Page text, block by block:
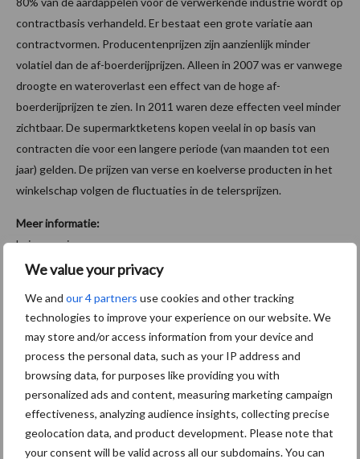
We value your privacy
We and our 4 partners use cookies and other tracking
technologies to improve your experience on our website. We
may store and/or access information from your device and
process the personal data, such as your IP address and
browsing data, for purposes like providing you with
personalized ads and content, measuring marketing campaign
effectiveness, analyzing audience insights, collecting precise
geolocation data, and product development. Please note that
your consent will be valid across all our subdomains. You can
contractbasis verhandeld. Er bestaat een grote variatie aan
contractvormen. Producentenprijzen zijn aanzienlijk minder
volatiel dan de af-boerderijprijzen. Alleen in 2007 was er vanwege
droogte en wateroverlast een effect van de hoge af-
boerderijprijzen te zien. In 2011 waren deze effecten veel minder
zichtbaar. De supermarktketens kopen veelal in op basis van
contracten die voor een langere periode (van maanden tot een
jaar) gelden. De prijzen van verse en koelverse producten in het
winkelschap volgen de fluctuaties in de telersprijzen.
Meer informatie:
Lei wageningen ur.
T.: +31 (0) 070 335 83 30
W.: www.agrimatie.nl
Aanbevolen voor jou!
“Hoge verwachtingen van
schijven voor kouters”